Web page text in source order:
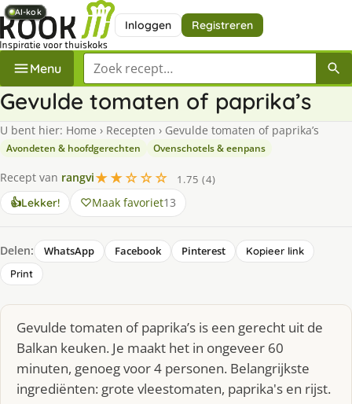
Inloggen Registreren
Menu Zoek een recept
Gevulde tomaten of paprika’s
U bent hier: Home › Recepten › Gevulde tomaten of paprika’s
Avondeten & hoofdgerechten Ovenschotels & eenpans
Recept van rangvi★★☆☆☆
1.75 (4)
👍Lekker! Maak favoriet13
Delen: WhatsApp Facebook Pinterest
Kopieer link
Print
Gevulde tomaten of paprika’s is een gerecht uit de
Balkan keuken. Je maakt het in ongeveer 60
minuten, genoeg voor 4 personen. Belangrijkste
ingrediënten: grote vleestomaten, paprika's en rijst.
AI-kok
AI-kok
AI-kok
AI-kok
AI-kok
AI-kok